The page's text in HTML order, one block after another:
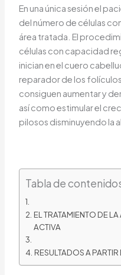
En una única sesión el
del número de células
área tratada. El
células con capacidad
inician en el cuero
reparador de los
consiguen aumentar y
así como estimular el
pilosos disminuyendo la
Tabla de
EL TRATAMIENTO DE
ACTIVA
RESULTADOS A